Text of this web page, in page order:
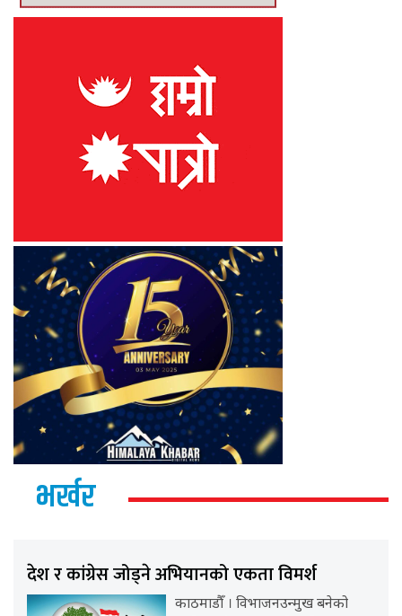
भर्खर
देश र कांग्रेस जोड्ने अभियानको एकता विमर्श
काठमाडौँ । विभाजनउन्मुख बनेको